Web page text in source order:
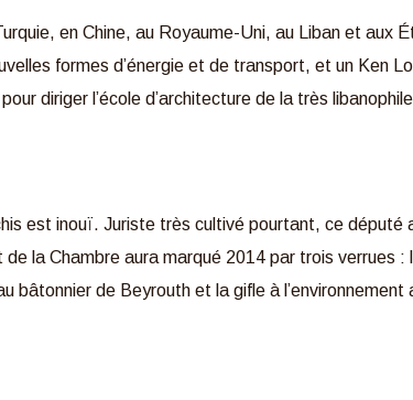
en Chine, au Royaume-Uni, au Liban et aux
formes d’énergie et de transport, et un Ken
diriger l’école d’architecture de la très
est inouï. Juriste très cultivé pourtant, ce
la Chambre aura marqué 2014 par trois verrues
bâtonnier de Beyrouth et la gifle à